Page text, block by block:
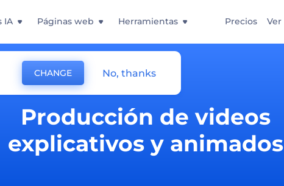
IA Páginas web Herramientas Precios Ver
Producción de videos
explicativos y animados
CHANGE No, thanks